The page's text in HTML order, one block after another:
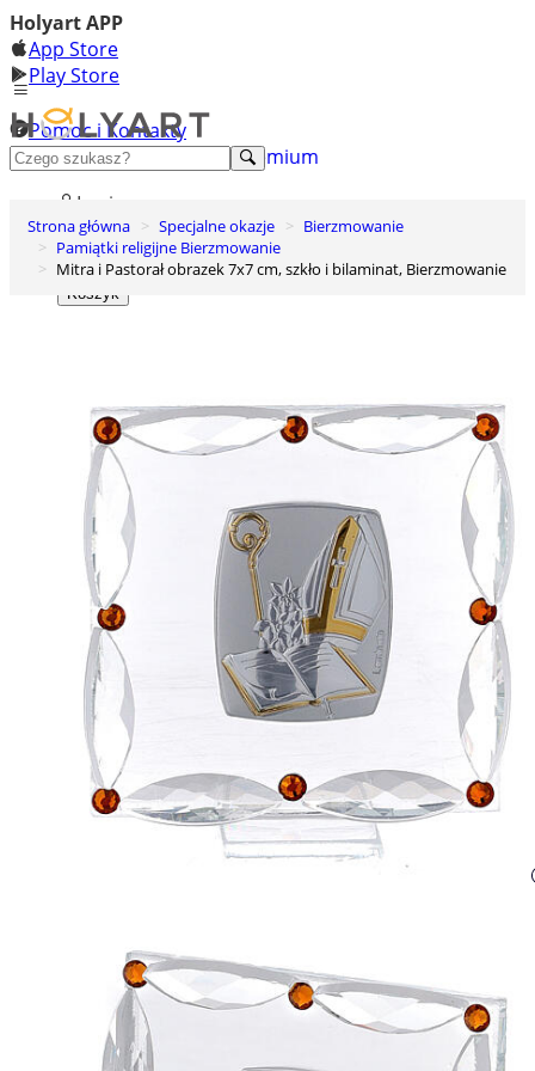
Holyart APP
App Store
Play Store
Pomoc i Kontakty
+48 222 922 860
Odkryj premium
Login
Lista życzeń
0
Koszyk
Strona główna Specjalne okazje
Bierzmowanie
Pamiątki religijne Bierzmowanie
Mitra i Pastorał obrazek 7x7 cm, szkło i bilaminat, Bierzmowanie